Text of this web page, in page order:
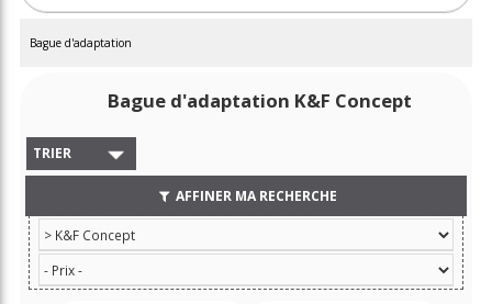
Bague d'adaptation
Bague d'adaptation K&F Concept
TRIER
AFFINER MA RECHERCHE